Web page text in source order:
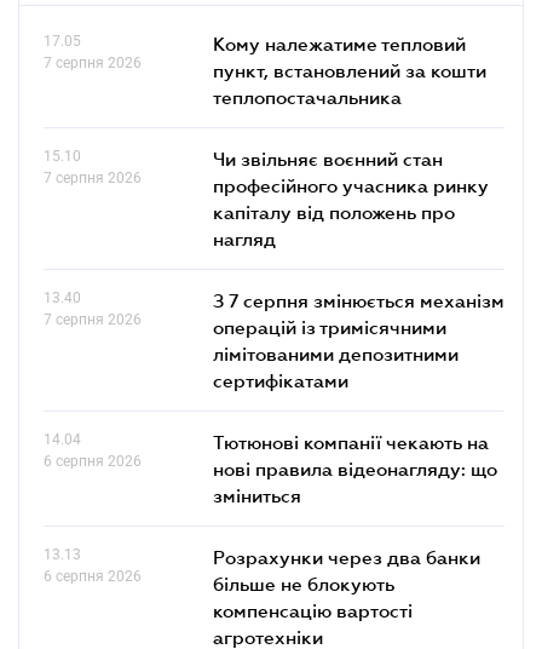
17.05
7 серпня 2026
Кому належатиме тепловий
пункт, встановлений за кошти
теплопостачальника
15.10
7 серпня 2026
Чи звільняє воєнний стан
професійного учасника ринку
капіталу від положень про
нагляд
13.40
7 серпня 2026
З 7 серпня змінюється механізм
операцій із тримісячними
лімітованими депозитними
сертифікатами
14.04
6 серпня 2026
Тютюнові компанії чекають на
нові правила відеонагляду: що
зміниться
13.13
6 серпня 2026
Розрахунки через два банки
більше не блокують
компенсацію вартості
агротехніки